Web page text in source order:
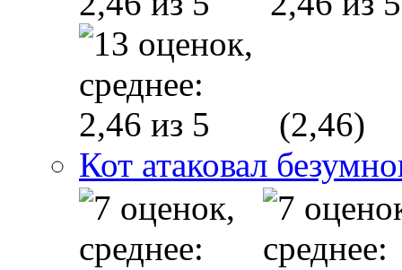
(2,46)
Кот атаковал